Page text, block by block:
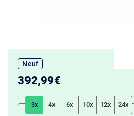
Neuf
392,99€
3x 4x 6x 10x 12x 24x